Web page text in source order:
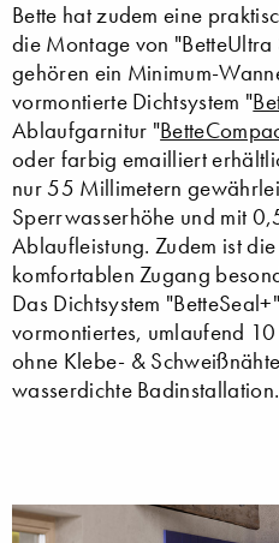
Bette hat zudem eine
die Montage von
gehören ein Minimum-
vormontierte Dichtsystem "
Ablaufgarnitur "
oder farbig emailliert
nur 55 Millimetern
Sperrwasserhöhe und mit
Ablaufleistung. Zudem ist
komfortablen Zugang
Das Dichtsystem
vormontiertes, umlaufend
ohne Klebe- &
wasserdichte Badinstallation.